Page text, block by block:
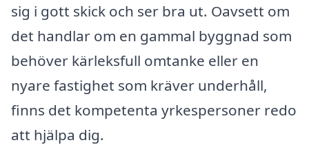
sig i gott skick och ser bra ut. Oavsett om
det handlar om en gammal byggnad som
behöver kärleksfull omtanke eller en
nyare fastighet som kräver underhåll,
finns det kompetenta yrkespersoner redo
att hjälpa dig.